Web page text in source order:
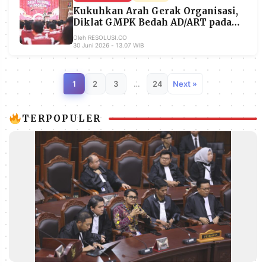
Kukuhkan Arah Gerak Organisasi,
Diklat GMPK Bedah AD/ART pada
Diklat Pratama I di Bogor
Oleh RESOLUSI.CO
30 Juni 2026 - 13.07 WIB
1 2 3 … 24 Next »
TERPOPULER